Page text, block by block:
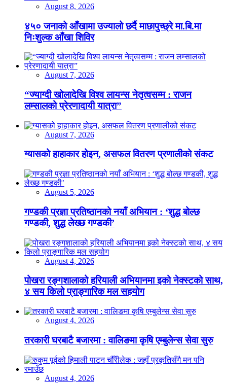
August 8, 2026
४५० जनाको आँखामा उज्यालो छर्दै माछापुच्छ्रे मा.बि.मा
निःशुल्क आँखा शिविर
August 7, 2026
“ज्याग्दी खोलादेखि विश्व लायन्स नेतृत्वसम्म : राजन
लम्सालको प्रेरणादायी यात्रा”
August 7, 2026
ग्यासको हाहाकार होइन, असफल वितरण प्रणालीको संकट
August 5, 2026
गण्डकी प्रज्ञा प्रतिष्ठानको नयाँ अभियान : ‘शुद्ध बोल्छ
गण्डकी, शुद्ध लेख्छ गण्डकी’
August 4, 2026
पोखरा रङ्गशालाको हरियाली अभियानमा इको नेक्स्टको साथ,
४ सय किलो प्राङ्गारिक मल सहयोग
August 4, 2026
तरकारी घरबाटै बजारमा : वालिङमा कृषि एम्बुलेन्स सेवा सुरु
August 4, 2026